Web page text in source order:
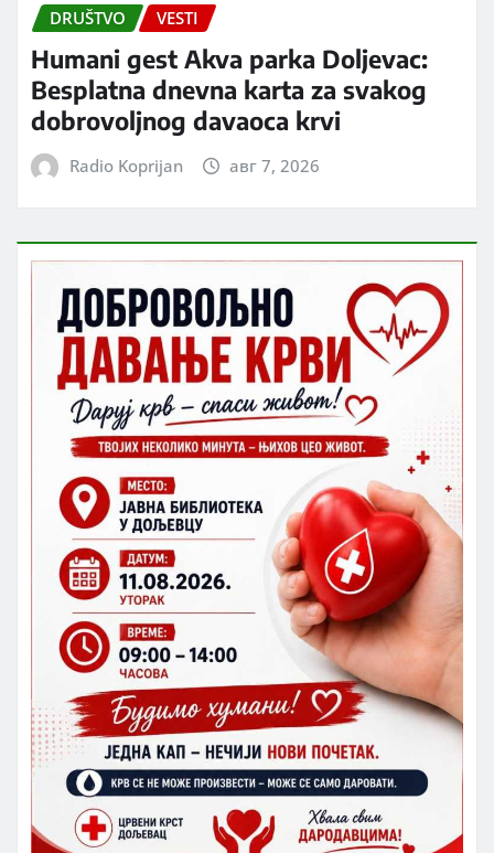
DRUŠTVO VESTI
Humani gest Akva parka Doljevac:
Besplatna dnevna karta za svakog
dobrovoljnog davaoca krvi
Radio Koprijan авг 7, 2026